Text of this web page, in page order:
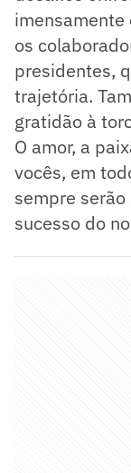
os
presidentes,
trajetória.
gratidão à
O amor, a
vocês, em
sempre
sucesso do